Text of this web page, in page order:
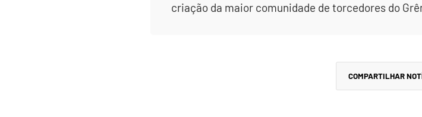
criação da maior comunidade de torcedores do
COMPARTILHAR